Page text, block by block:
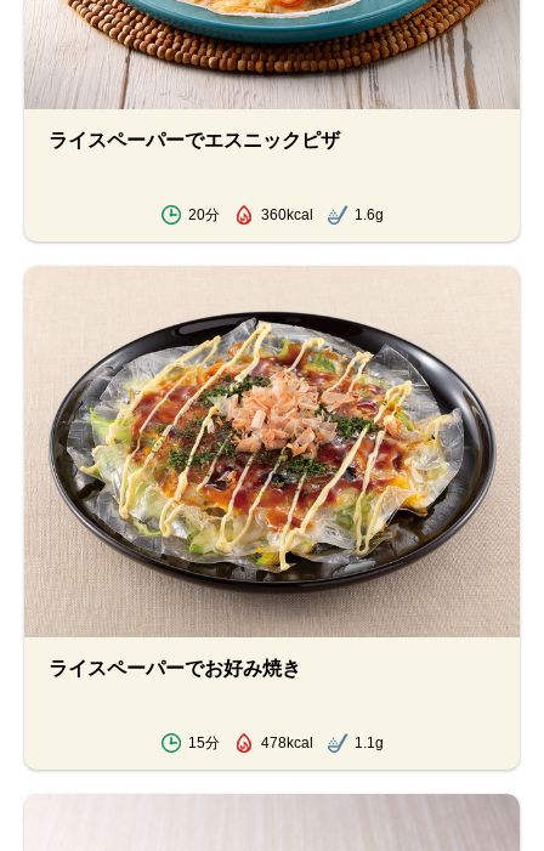
ライスペーパーでエスニックピザ
20分 360kcal 1.6g
ライスペーパーでお好み焼き
15分 478kcal 1.1g